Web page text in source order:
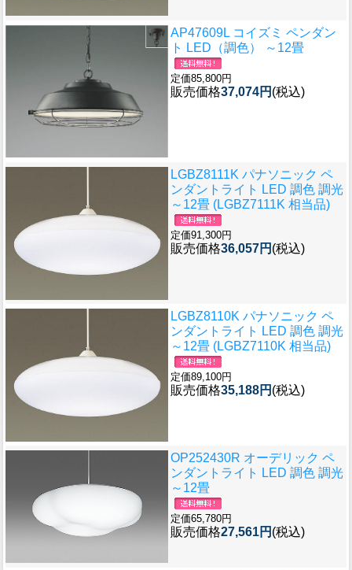
AP47609L コイズミ ペンダン
ト LED（調色） ～12畳
定価85,800円
販売価格37,074円 (税込)
LGBZ8111K パナソニック ペ
ンダントライト LED 調色 調光
～12畳 (LGBZ7111K 相当品)
定価91,300円
販売価格36,057円 (税込)
LGBZ8110K パナソニック ペ
ンダントライト LED 調色 調光
～12畳 (LGBZ7110K 相当品)
定価89,100円
販売価格35,188円 (税込)
OP252430R オーデリック ペ
ンダントライト LED 調色 調光
～12畳
定価65,780円
販売価格27,561円 (税込)